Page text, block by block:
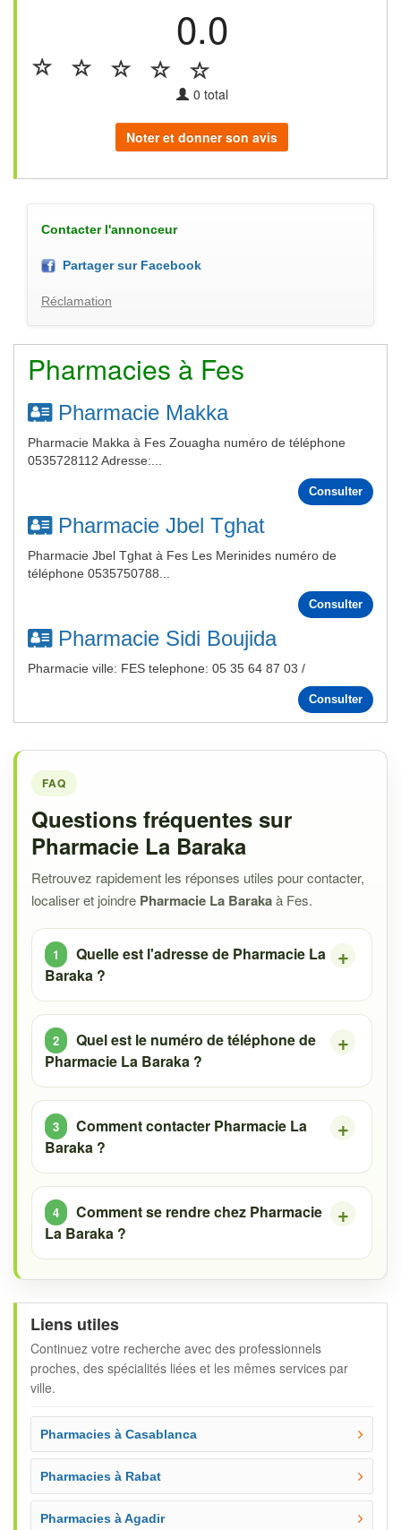
0.0
0 total
Noter et donner son avis
Contacter l'annonceur
Partager sur Facebook
Réclamation
Pharmacies à Fes
Pharmacie Makka
Pharmacie Makka à Fes Zouagha numéro de téléphone
0535728112 Adresse:...
Consulter
Pharmacie Jbel Tghat
Pharmacie Jbel Tghat à Fes Les Merinides numéro de
téléphone 0535750788...
Consulter
Pharmacie Sidi Boujida
Pharmacie ville: FES telephone: 05 35 64 87 03 /
Consulter
FAQ
Questions fréquentes sur
Pharmacie La Baraka
Retrouvez rapidement les réponses utiles pour contacter,
localiser et joindre Pharmacie La Barakaà Fes.
Quelle est l'adresse de Pharmacie La
Baraka ?
Quel est le numéro de téléphone de
Pharmacie La Baraka ?
Comment contacter Pharmacie La
Baraka ?
Comment se rendre chez Pharmacie
La Baraka ?
Liens utiles
Continuez votre recherche avec des professionnels
proches, des spécialités liées et les mêmes services par
ville.
Pharmacies à Casablanca
Pharmacies à Rabat
Pharmacies à Agadir